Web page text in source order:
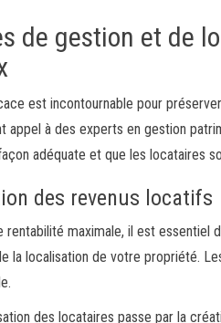
de gestion et de
est incontournable pour
appel à des experts en gestion
adéquate et que les locataires
des revenus locatifs
rentabilité maximale, il est essentiel
la localisation de votre propriété.
des locataires passe par la